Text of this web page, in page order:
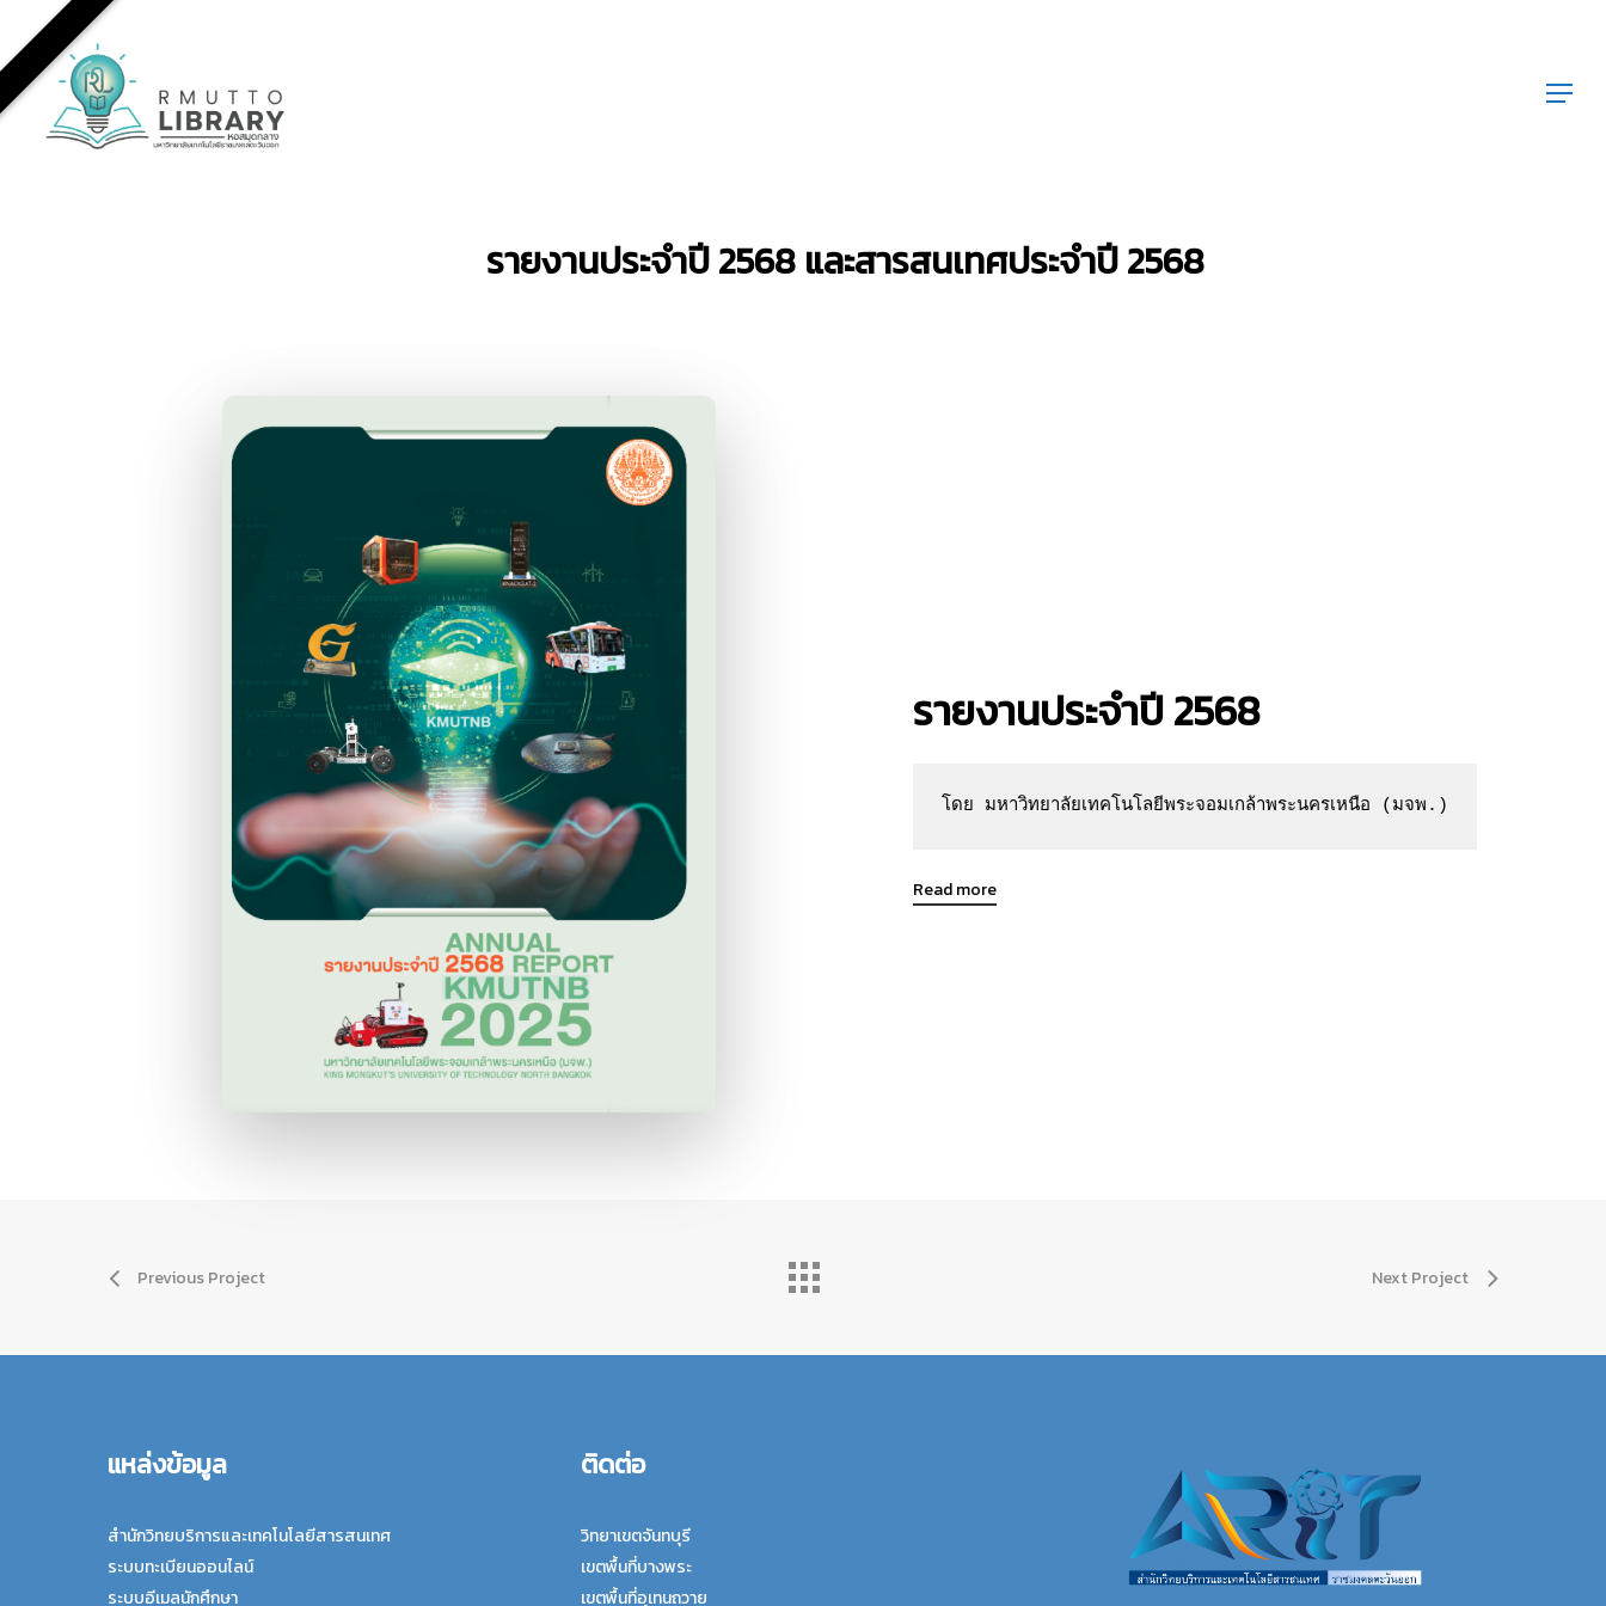
main
content
Menu
รายงานประจำปี 2568 และสารสนเทศประจำปี 2568
รายงานประจำปี2568
โดย มหาวิทยาลัยเทคโนโลยีพระจอมเกล้าพระนครเหนือ (มจพ.)
Read more
Previous Project Next Project
แหล่งข้อมูล
สำนักวิทยบริการและเทคโนโลยีสารสนเทศ
ระบบทะเบียนออนไลน์
ระบบอีเมลนักศึกษา
ติดต่อ
วิทยาเขตจันทบุรี
เขตพื้นที่บางพระ
เขตพื้นที่อุเทนถวาย